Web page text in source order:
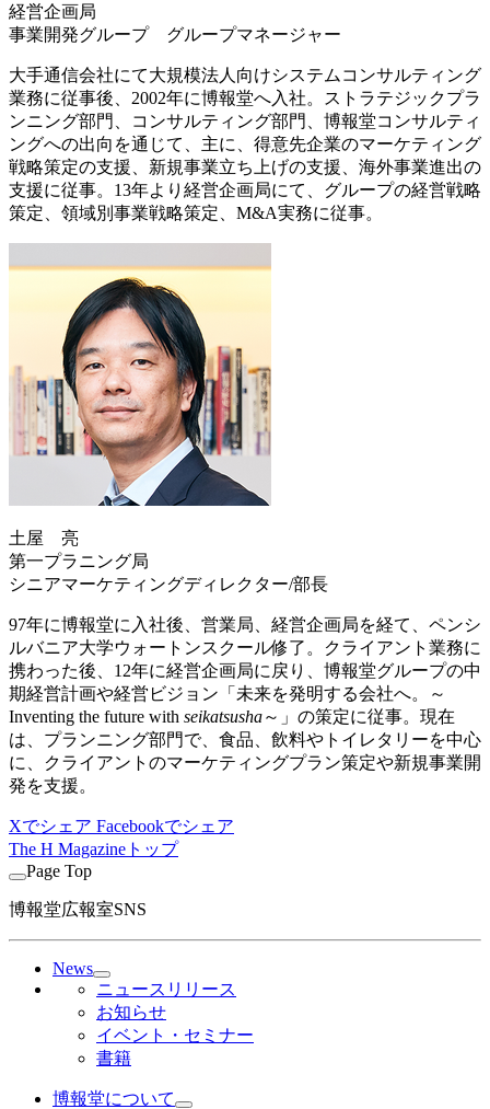
経営企画局
事業開発グループ グループマネージャー
大手通信会社にて大規模法人向けシステムコンサルティング
業務に従事後、2002年に博報堂へ入社。ストラテジックプラ
ンニング部門、コンサルティング部門、博報堂コンサルティ
ングへの出向を通じて、主に、得意先企業のマーケティング
戦略策定の支援、新規事業立ち上げの支援、海外事業進出の
支援に従事。13年より経営企画局にて、グループの経営戦略
策定、領域別事業戦略策定、M&A実務に従事。
土屋 亮
第一プラニング局
シニアマーケティングディレクター/部長
97年に博報堂に入社後、営業局、経営企画局を経て、ペンシ
ルバニア大学ウォートンスクール修了。クライアント業務に
携わった後、12年に経営企画局に戻り、博報堂グループの中
期経営計画や経営ビジョン「未来を発明する会社へ。～
Inventing the future with seikatsusha～」の策定に従事。現在
は、プランニング部門で、食品、飲料やトイレタリーを中心
に、クライアントのマーケティングプラン策定や新規事業開
発を支援。
Xでシェア Facebookでシェア
The H Magazineトップ
Page Top
博報堂広報室SNS
News
ニュースリリース
お知らせ
イベント・セミナー
書籍
博報堂について